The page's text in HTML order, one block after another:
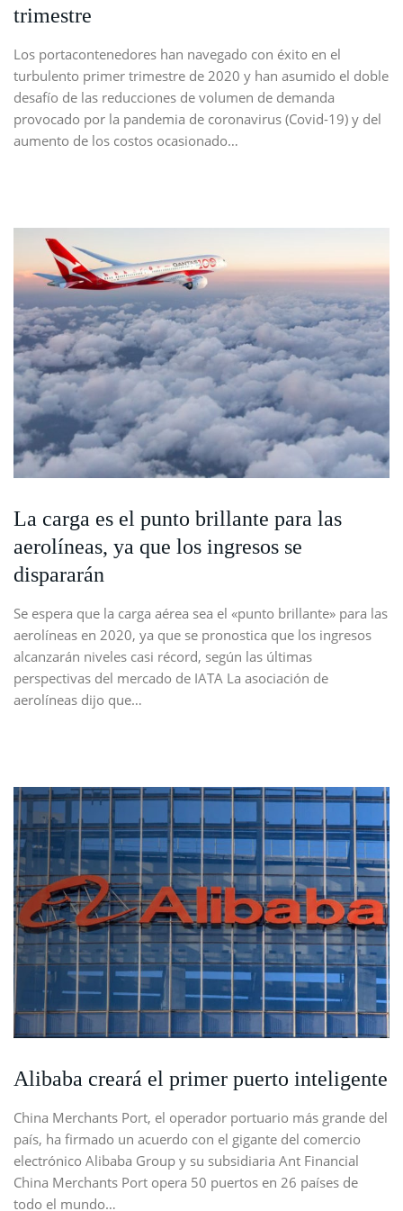
trimestre
Los portacontenedores han navegado con éxito en el
turbulento primer trimestre de 2020 y han asumido el doble
desafío de las reducciones de volumen de demanda
provocado por la pandemia de coronavirus (Covid-19) y del
aumento de los costos ocasionado…
La carga es el punto brillante para las
aerolíneas, ya que los ingresos se
dispararán
Se espera que la carga aérea sea el «punto brillante» para las
aerolíneas en 2020, ya que se pronostica que los ingresos
alcanzarán niveles casi récord, según las últimas
perspectivas del mercado de IATA La asociación de
aerolíneas dijo que…
Alibaba creará el primer puerto inteligente
China Merchants Port, el operador portuario más grande del
país, ha firmado un acuerdo con el gigante del comercio
electrónico Alibaba Group y su subsidiaria Ant Financial
China Merchants Port opera 50 puertos en 26 países de
todo el mundo…